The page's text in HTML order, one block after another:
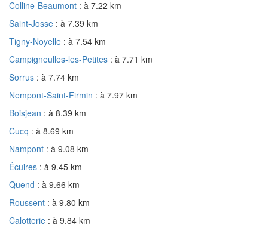
Colline-Beaumont : à 7.22 km
Saint-Josse : à 7.39 km
Tigny-Noyelle : à 7.54 km
Campigneulles-les-Petites : à 7.71 km
Sorrus : à 7.74 km
Nempont-Saint-Firmin : à 7.97 km
Boisjean : à 8.39 km
Cucq : à 8.69 km
Nampont : à 9.08 km
Écuires : à 9.45 km
Quend : à 9.66 km
Roussent : à 9.80 km
Calotterie : à 9.84 km